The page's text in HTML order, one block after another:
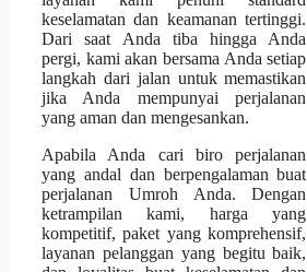
keselamatan dan keamanan tertinggi.
Dari saat Anda tiba hingga Anda
pergi, kami akan bersama Anda setiap
langkah dari jalan untuk memastikan
jika Anda mempunyai perjalanan
yang aman dan mengesankan.
Apabila Anda cari biro perjalanan
yang andal dan berpengalaman buat
perjalanan Umroh Anda. Dengan
ketrampilan kami, harga yang
kompetitif, paket yang komprehensif,
layanan pelanggan yang begitu baik,